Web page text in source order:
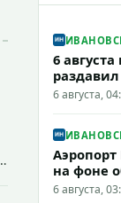
6
6 августа,
на фоне
6 августа,